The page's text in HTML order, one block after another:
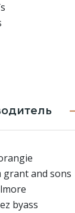
grant and sons
byass